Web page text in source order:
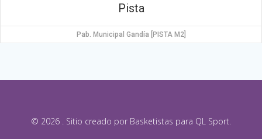
Pista
Pab. Municipal Gandía [PISTA M2]
© 2026 . Sitio creado por Basketistas para QL Sport.